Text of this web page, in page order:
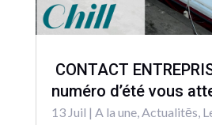
CONTACT
numéro d’été vous
13 Juil | A la une, Actualitēs